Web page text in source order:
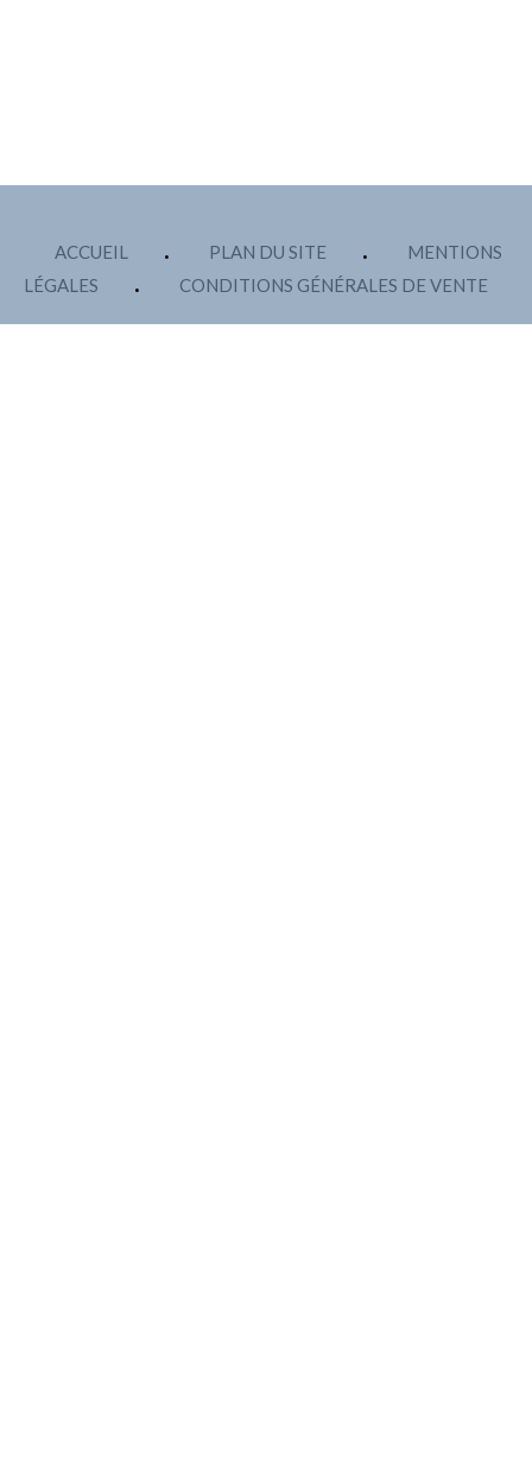
ACCUEIL PLAN DU SITE
MENTIONS
LÉGALES
CONDITIONS GÉNÉRALES DE VENTE